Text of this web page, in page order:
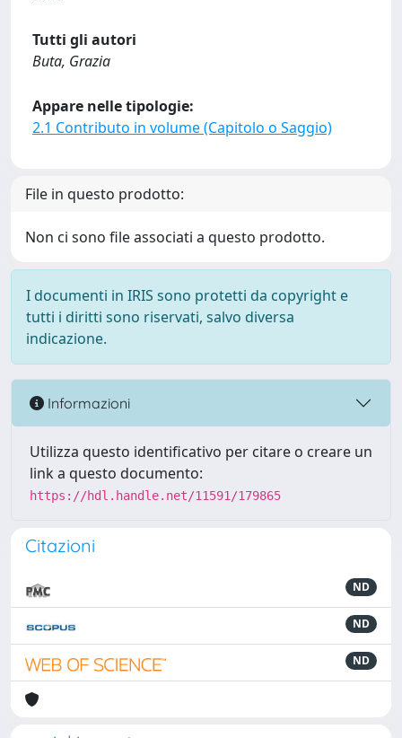
Tutti gli autori
Buta, Grazia
Appare nelle tipologie:
2.1 Contributo in volume (Capitolo o Saggio)
File in questo prodotto:
Non ci sono file associati a questo prodotto.
I documenti in IRIS sono protetti da copyright e
tutti i diritti sono riservati, salvo diversa
indicazione.
Informazioni
Utilizza questo identificativo per citare o creare un
link a questo documento:
https://hdl.handle.net/11591/179865
Citazioni
ND
ND
ND